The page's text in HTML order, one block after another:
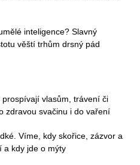
inteligence? Slavný
věští trhům drsný pád
vlasům, trávení či
zdravou svačinu i do vaření
Víme, kdy skořice, zázvor a
a kdy jde o mýty